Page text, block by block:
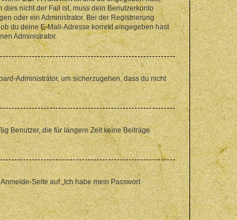
nicht der Fall ist, muss dein Benutzerkonto
oder ein Administrator. Bei der Registrierung
du deine E-Mail-Adresse korrekt eingegeben hast
Administrator.
Administrator, um sicherzugehen, dass du nicht
Benutzer, die für längere Zeit keine Beiträge
Seite auf „Ich habe mein Passwort